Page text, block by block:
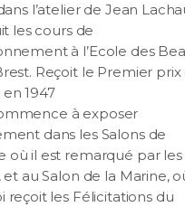
l’atelier de Jean
les cours de
à l’Ecole des
Reçoit le Premier prix
1947
à exposer
dans les Salons de
où il est remarqué par les
et au Salon de la Marine,
reçoit les Félicitations du